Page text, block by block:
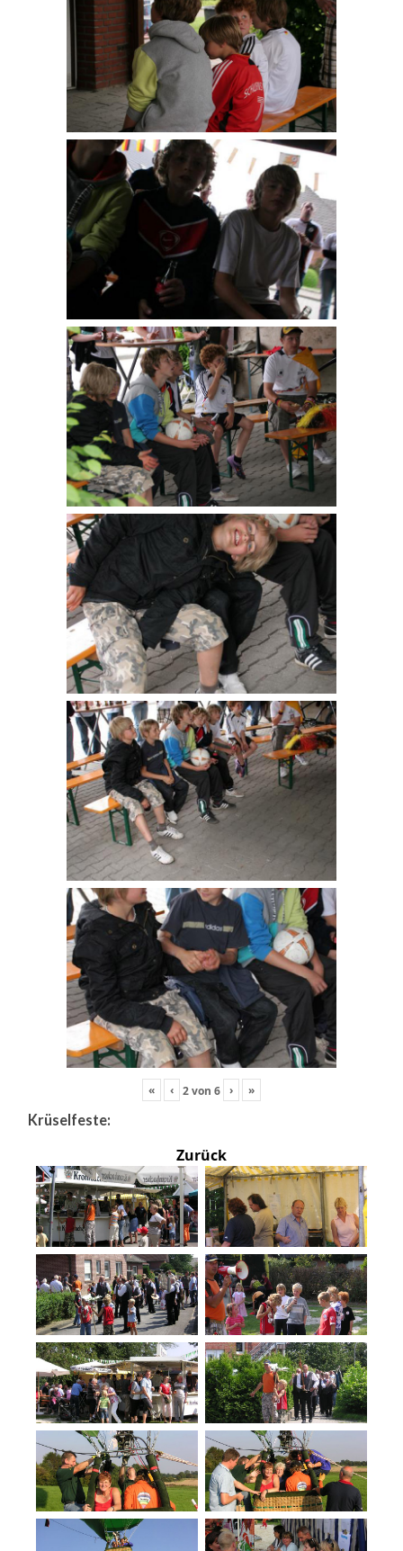
« ‹ 2von 6 › »
Krüselfeste:
Zurück